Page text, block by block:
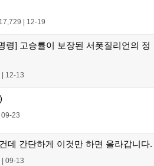
12-19
령] 고승률이 보장된 서폿질리언의 정
12-13
09-23
데 간단하게 이것만 하면 올라갑니다.
09-13